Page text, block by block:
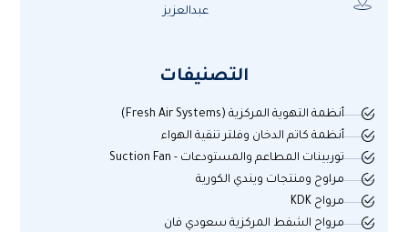
عبدالعزيز
التصنيفات
أنظمة التهوية المركزية (Fresh Air Systems)
أنظمة كاتم الدخان وفلتر تنقية الهواء
توربينات المطاعم والمستودعات - Suction Fan
مراوح ومنتجات ويندي الكورية
مرواح KDK
مرواح الشفط المركزية سعودي فان